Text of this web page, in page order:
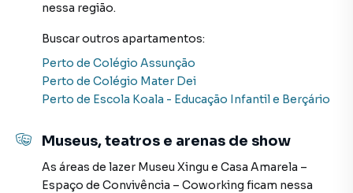
nessa região.
Buscar outros apartamentos:
Perto de Colégio Assunção
Perto de Colégio Mater Dei
Perto de Escola Koala - Educação Infantil e Berçário
Museus, teatros e arenas de show
As áreas de lazer Museu Xingu e Casa Amarela –
Espaço de Convivência – Coworking ficam nessa